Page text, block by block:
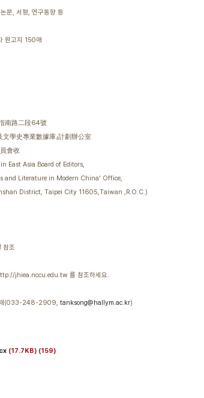
문, 서평, 연구동향 등
원고지 150매
南路二段64號
學史專業數據庫」計劃辦公室
會收
Asia Board of Editors,
Literature in Modern China' Office,
District, Taipei City 11605,Taiwan ,R.O.C.)
참조
jhiea.nccu.edu.tw 를 참조하세요.
재(033-248-2909, tanksong@hallym.ac.kr)
(17.7KB) (159)